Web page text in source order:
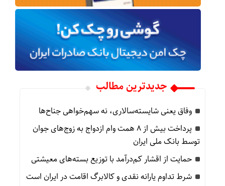
جدیدترین مطالب
وفاق یعنی شایسته‌سالاری، نه سهم‌خواهی جناح‌ها
پرداخت بیش از ۸ همت وام ازدواج به زوج‌های جوان
توسط بانک ملی ایران
حمایت از اقشار کم‌درآمد با توزیع بسته‌های معیشتی
شرط تداوم یارانه نقدی و کالابرگ اقامت در ایران است